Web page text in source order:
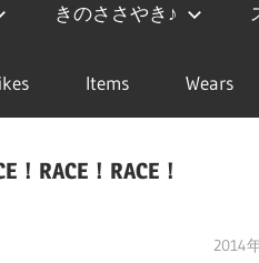
きのささやき♪
Items Wears
！RACE！RACE！
2014